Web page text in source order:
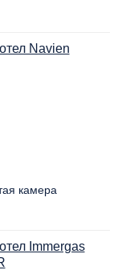
Navien
камера
Immergas